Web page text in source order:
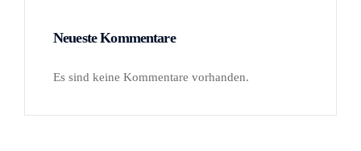
Neueste Kommentare
Es sind keine Kommentare vorhanden.